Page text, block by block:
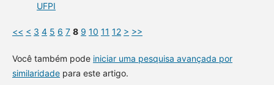
UFPI
<< < 3 4 5 6 7 8 9 10 11 12 > >>
Você também pode iniciar uma pesquisa avançada por
similaridadepara este artigo.